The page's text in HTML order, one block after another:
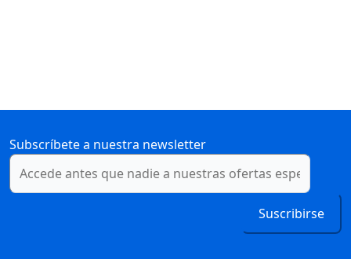
Subscríbete a nuestra newsletter
Suscribirse